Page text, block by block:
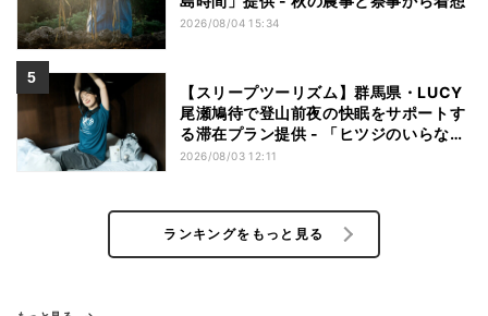
2026/08/04 15:34
【スリープツーリズム】群馬県・LUCY
尾瀬鳩待で登山前夜の快眠をサポートす
る滞在プラン提供 - 「ヒツジのいらない
枕」とコラボ
2026/08/03 12:11
ランキングをもっと見る